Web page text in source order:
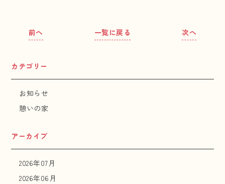
前へ 一覧に戻る 次へ
カテゴリー
お知らせ
憩いの家
アーカイブ
2026年07月
2026年06月